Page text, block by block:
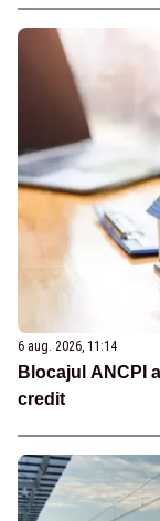
6 aug. 2026, 11:14
Blocajul ANCPI
credit